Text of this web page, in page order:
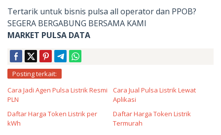
Tertarik untuk bisnis pulsa all operator dan PPOB?
SEGERA BERGABUNG BERSAMA KAMI
MARKET PULSA DATA
Posting terkait:
Cara Jadi Agen Pulsa Listrik Resmi
PLN
Cara Jual Pulsa Listrik Lewat
Aplikasi
Daftar Harga Token Listrik per
kWh
Daftar Harga Token Listrik
Termurah